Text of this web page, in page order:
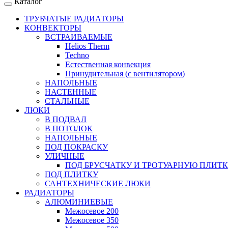
ТРУБЧАТЫЕ РАДИАТОРЫ
КОНВЕКТОРЫ
ВСТРАИВАЕМЫЕ
Helios Therm
Techno
Естественная конвекция
Принудительная (с вентилятором)
НАПОЛЬНЫЕ
НАСТЕННЫЕ
СТАЛЬНЫЕ
ЛЮКИ
В ПОДВАЛ
В ПОТОЛОК
НАПОЛЬНЫЕ
ПОД ПОКРАСКУ
УЛИЧНЫЕ
ПОД БРУСЧАТКУ И ТРОТУАРНУЮ
ПОД ПЛИТКУ
САНТЕХНИЧЕСКИЕ ЛЮКИ
РАДИАТОРЫ
АЛЮМИНИЕВЫЕ
Межосевое 200
Межосевое 350